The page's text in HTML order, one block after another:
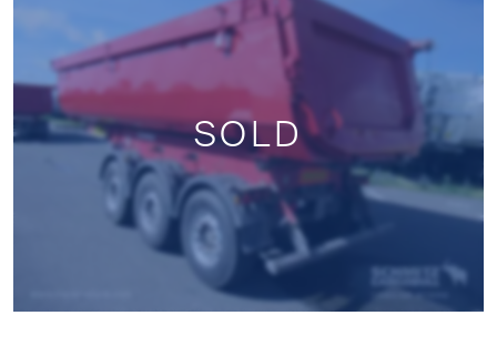
SOLD